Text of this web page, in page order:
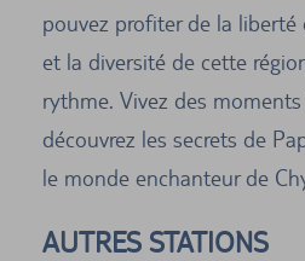
pouvez profiter de la liberté
et la diversité de cette
rythme. Vivez des
découvrez les secrets de
le monde enchanteur de
AUTRES STATIONS